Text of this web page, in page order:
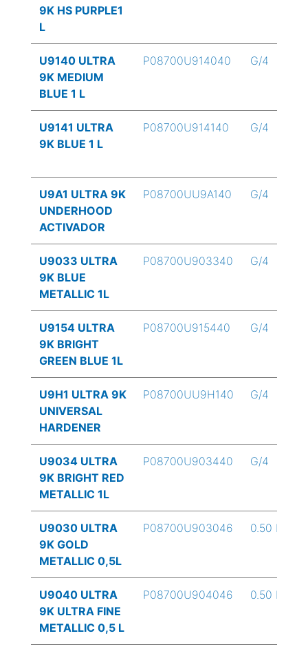
9K HS PURPLE1
L
U9140 ULTRA
9K MEDIUM
BLUE 1 L
P08700U914040 G/4
U9141 ULTRA
9K BLUE 1 L
P08700U914140 G/4
U9A1 ULTRA 9K
UNDERHOOD
ACTIVADOR
P08700UU9A140 G/4
U9033 ULTRA
9K BLUE
METALLIC 1L
P08700U903340 G/4
U9154 ULTRA
9K BRIGHT
GREEN BLUE 1L
P08700U915440 G/4
U9H1 ULTRA 9K
UNIVERSAL
HARDENER
P08700UU9H140 G/4
U9034 ULTRA
9K BRIGHT RED
METALLIC 1L
P08700U903440 G/4
U9030 ULTRA
9K GOLD
METALLIC 0,5L
P08700U903046 0.50 L
U9040 ULTRA
9K ULTRA FINE
METALLIC 0,5 L
P08700U904046 0.50 L